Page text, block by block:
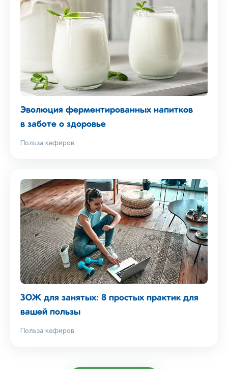
Эволюция ферментированных напитков
в заботе о здоровье
Польза кефиров
ЗОЖ для занятых: 8 простых практик для
вашей пользы
Польза кефиров